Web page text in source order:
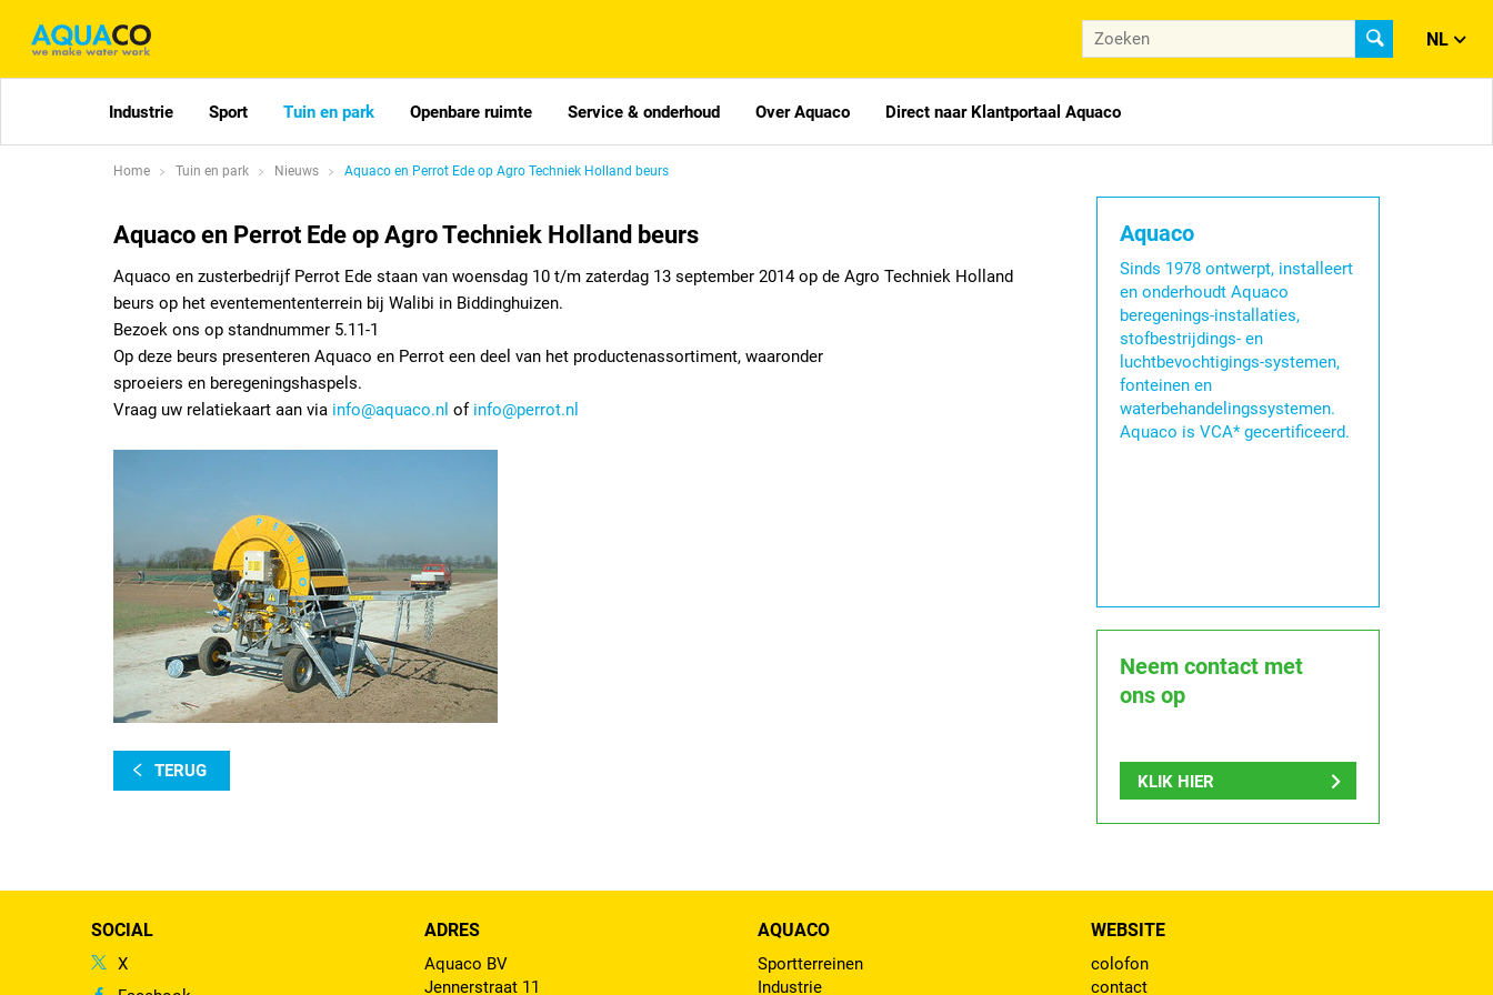
NL
Industrie Sport Tuin en park Openbare ruimte Service & onderhoud Over Aquaco Direct naar Klantportaal Aquaco
Home Tuin en park Nieuws Aquaco en Perrot Ede op Agro Techniek Holland beurs
Aquaco en Perrot Ede op Agro Techniek Holland beurs
Aquaco en zusterbedrijf Perrot Ede staan van woensdag 10 t/m zaterdag 13 september 2014 op de Agro Techniek Holland
beurs op het eventemententerrein bij Walibi in Biddinghuizen.
Bezoek ons op standnummer 5.11-1
Op deze beurs presenteren Aquaco en Perrot een deel van het productenassortiment, waaronder
sproeiers en beregeningshaspels.
Vraag uw relatiekaart aan via info@aquaco.nl of info@perrot.nl
TERUG
Aquaco
Sinds 1978 ontwerpt, installeert
en onderhoudt Aquaco
beregenings-installaties,
stofbestrijdings- en
luchtbevochtigings-systemen,
fonteinen en
waterbehandelingssystemen.
Aquaco is VCA* gecertificeerd.
Neem contact met
ons op
KLIK HIER
SOCIAL
X
ADRES
Aquaco BV
Jennerstraat 11
AQUACO
Sportterreinen
Industrie
WEBSITE
colofon
contact